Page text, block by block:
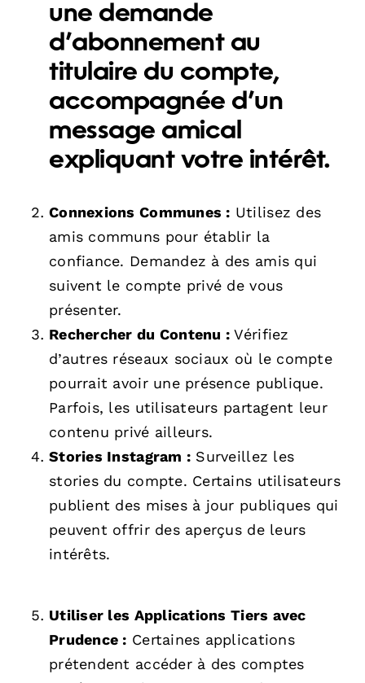
une demande
d’abonnement au
titulaire du compte,
accompagnée d’un
message amical
expliquant votre intérêt.
Connexions Communes : Utilisez des
amis communs pour établir la
confiance. Demandez à des amis qui
suivent le compte privé de vous
présenter.
Rechercher du Contenu : Vérifiez
d’autres réseaux sociaux où le compte
pourrait avoir une présence publique.
Parfois, les utilisateurs partagent leur
contenu privé ailleurs.
Stories Instagram : Surveillez les
stories du compte. Certains utilisateurs
publient des mises à jour publiques qui
peuvent offrir des aperçus de leurs
intérêts.
Utiliser les Applications Tiers avec
Prudence : Certaines applications
prétendent accéder à des comptes